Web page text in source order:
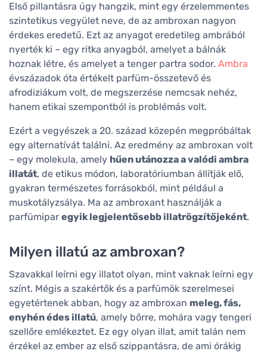
Első pillantásra úgy hangzik, mint egy érzelemmentes
szintetikus vegyület neve, de az ambroxan nagyon
érdekes eredetű. Ezt az anyagot eredetileg ambrából
nyerték ki – egy ritka anyagból, amelyet a bálnák
hoznak létre, és amelyet a tenger partra sodor. Ambra
évszázadok óta értékelt parfüm-összetevő és
afrodiziákum volt, de megszerzése nemcsak nehéz,
hanem etikai szempontból is problémás volt.
Ezért a vegyészek a 20. század közepén megpróbáltak
egy alternatívát találni. Az eredmény az ambroxan volt
– egy molekula, amely hűen utánozza a valódi ambra
illatát, de etikus módon, laboratóriumban állítják elő,
gyakran természetes forrásokból, mint például a
muskotályzsálya. Ma az ambroxant használják a
parfümipar egyik legjelentősebb illatrögzítőjeként.
Milyen illatú az ambroxan?
Szavakkal leírni egy illatot olyan, mint vaknak leírni egy
színt. Mégis a szakértők és a parfümök szerelmesei
egyetértenek abban, hogy az ambroxan meleg, fás,
enyhén édes illatú, amely bőrre, mohára vagy tengeri
szellőre emlékeztet. Ez egy olyan illat, amit talán nem
érzékel az ember az első szippantásra, de ami órákig